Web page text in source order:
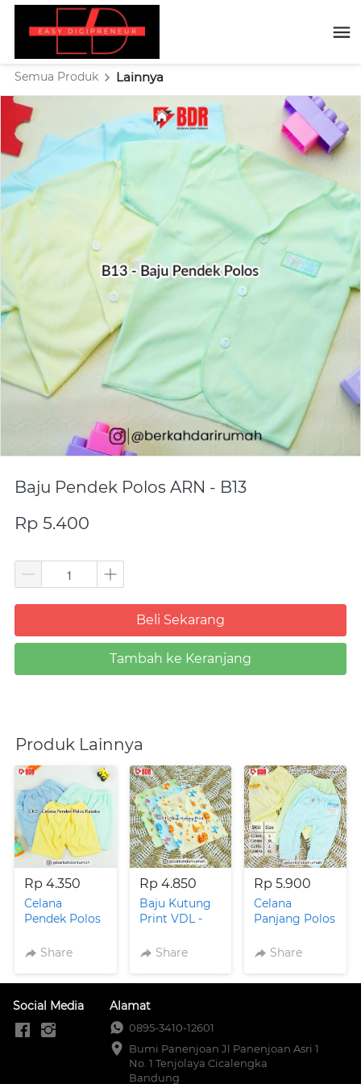
Semua Produk Lainnya
Baju Pendek Polos ARN - B13
Rp 5.400
`
Beli Sekarang
`
Tambah ke Keranjang
Produk Lainnya
Rp 4.350
Celana
Pendek Polos
Share
Rp 4.850
Baju Kutung
Print VDL -
Share
Rp 5.900
Celana
Panjang Polos
Share
Social Media Alamat
0895-3410-12601
Bumi Panenjoan Jl Panenjoan Asri 1
No. 1 Tenjolaya Cicalengka
Bandung